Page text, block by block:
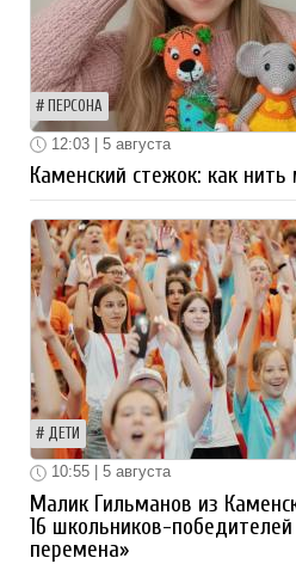
ПЕРСОНА
12:03 | 5 августа
Каменский стежок: как
ДЕТИ
10:55 | 5 августа
Малик Гильманов из
16 школьников-
перемена»